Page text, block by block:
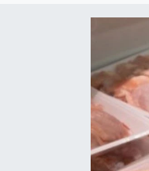
Resmi Reklamlar